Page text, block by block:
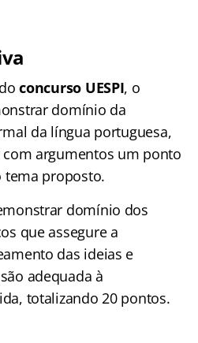
concurso UESPI, o
domínio da
da língua portuguesa,
argumentos um ponto
tema proposto.
domínio dos
que assegure a
das ideias e
adequada à
totalizando 20 pontos.